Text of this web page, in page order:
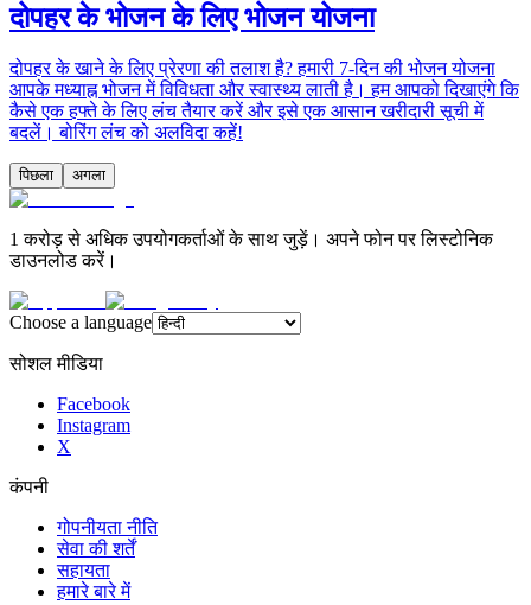
दोपहर के भोजन के लिए भोजन योजना
दोपहर के खाने के लिए प्रेरणा की तलाश है? हमारी 7-दिन की भोजन योजना
आपके मध्याह्न भोजन में विविधता और स्वास्थ्य लाती है। हम आपको दिखाएंगे कि
कैसे एक हफ्ते के लिए लंच तैयार करें और इसे एक आसान खरीदारी सूची में
बदलें। बोरिंग लंच को अलविदा कहें!
पिछला अगला
1 करोड़ से अधिक उपयोगकर्ताओं के साथ जुड़ें। अपने फोन पर लिस्टोनिक
डाउनलोड करें।
Choose a language
सोशल मीडिया
Facebook
Instagram
X
कंपनी
गोपनीयता नीति
सेवा की शर्तें
सहायता
हमारे बारे में